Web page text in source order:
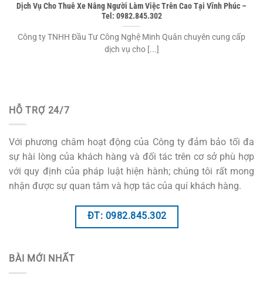
Dịch Vụ Cho Thuê Xe Nâng Người Làm Việc Trên Cao Tại Vĩnh Phúc –
Tel: 0982.845.302
Công ty TNHH Đầu Tư Công Nghệ Minh Quân chuyên cung cấp
dịch vụ cho [...]
HỖ TRỢ 24/7
Với phương châm hoạt động của Công ty đảm bảo tối đa
sự hài lòng của khách hàng và đối tác trên cơ sở phù hợp
với quy định của pháp luật hiện hành; chúng tôi rất mong
nhận được sự quan tâm và hợp tác của quí khách hàng.
ĐT: 0982.845.302
BÀI MỚI NHẤT